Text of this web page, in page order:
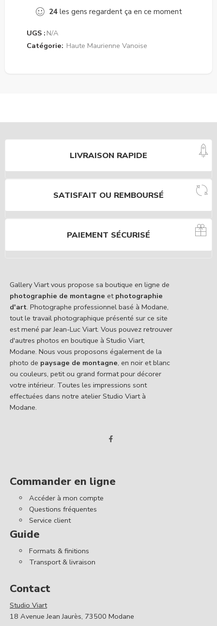
24les gens regardent ça en ce moment
UGS : N/A
Catégorie: Haute Maurienne Vanoise
LIVRAISON RAPIDE
SATISFAIT OU REMBOURSÉ
PAIEMENT SÉCURISÉ
Gallery Viart vous propose sa boutique en ligne de
photographie de montagne et photographie
d'art. Photographe professionnel basé à Modane,
tout le travail photographique présenté sur ce site
est mené par Jean-Luc Viart. Vous pouvez retrouver
d'autres photos en boutique à Studio Viart,
Modane. Nous vous proposons également de la
photo de paysage de montagne, en noir et blanc
ou couleurs, petit ou grand format pour décorer
votre intérieur. Toutes les impressions sont
effectuées dans notre atelier Studio Viart à
Modane.
Commander en ligne
Accéder à mon compte
Questions fréquentes
Service client
Guide
Formats & finitions
Transport & livraison
Contact
Studio Viart
18 Avenue Jean Jaurès, 73500 Modane